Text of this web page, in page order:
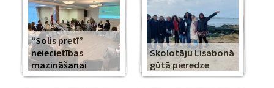
“Solis pretī”
neiecietības
mazināšanai
Skolotāju Lisabonā
gūtā pieredze